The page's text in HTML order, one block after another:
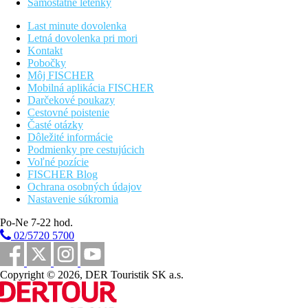
odborníkov. Ak máte chut objavovat poklady Barcelony,
auta až po plánovanie výletov, a odporucí vám tie najlepšie
miesta v meste
Stravovanie
Bez stravy
Vzdialenosti
16 km
Vzdialenosť od najbližšieho letiska
Fotogaléria
Last minute dovolenka
Letná dovolenka pri mori
Kontakt
Pobočky
Môj FISCHER
Mobilná aplikácia FISCHER
Darčekové poukazy
Cestovné poistenie
Časté otázky
Dôležité informácie
Podmienky pre cestujúcich
Voľné pozície
FISCHER Blog
Ochrana osobných údajov
Nastavenie súkromia
Po-Ne 7-22 hod.
02/5720 5700
Copyright © 2026, DER Touristik SK a.s.